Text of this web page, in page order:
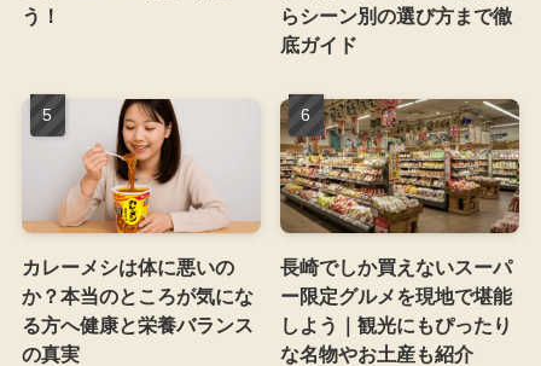
う！
らシーン別の選び方まで徹
底ガイド
カレーメシは体に悪いの
か？本当のところが気にな
る方へ健康と栄養バランス
の真実
長崎でしか買えないスーパ
ー限定グルメを現地で堪能
しよう｜観光にもぴったり
な名物やお土産も紹介